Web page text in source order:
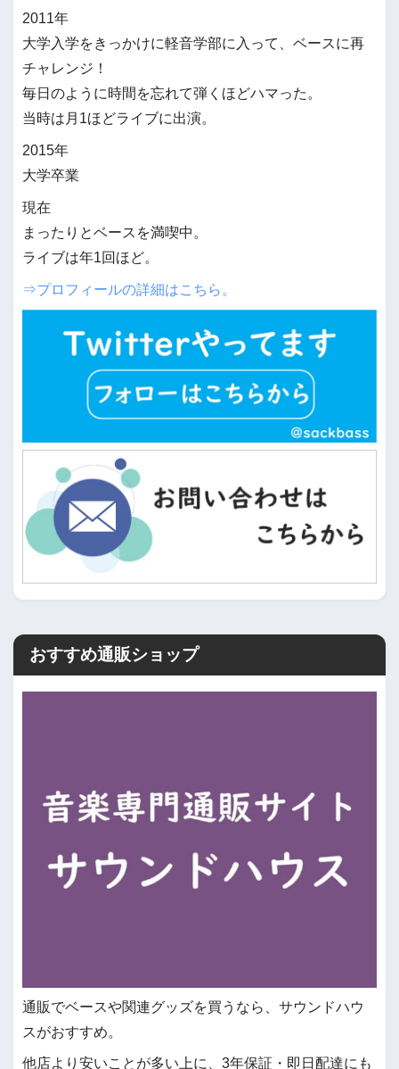
2011年
大学入学をきっかけに軽音学部に入って、ベースに再
チャレンジ！
毎日のように時間を忘れて弾くほどハマった。
当時は月1ほどライブに出演。
2015年
大学卒業
現在
まったりとベースを満喫中。
ライブは年1回ほど。
⇒プロフィールの詳細はこちら。
おすすめ通販ショップ
通販でベースや関連グッズを買うなら、サウンドハウ
スがおすすめ。
他店より安いことが多い上に、3年保証・即日配達にも